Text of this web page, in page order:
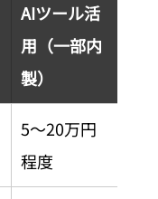
AIツール活
用（一部内
製）
5〜20万円
程度